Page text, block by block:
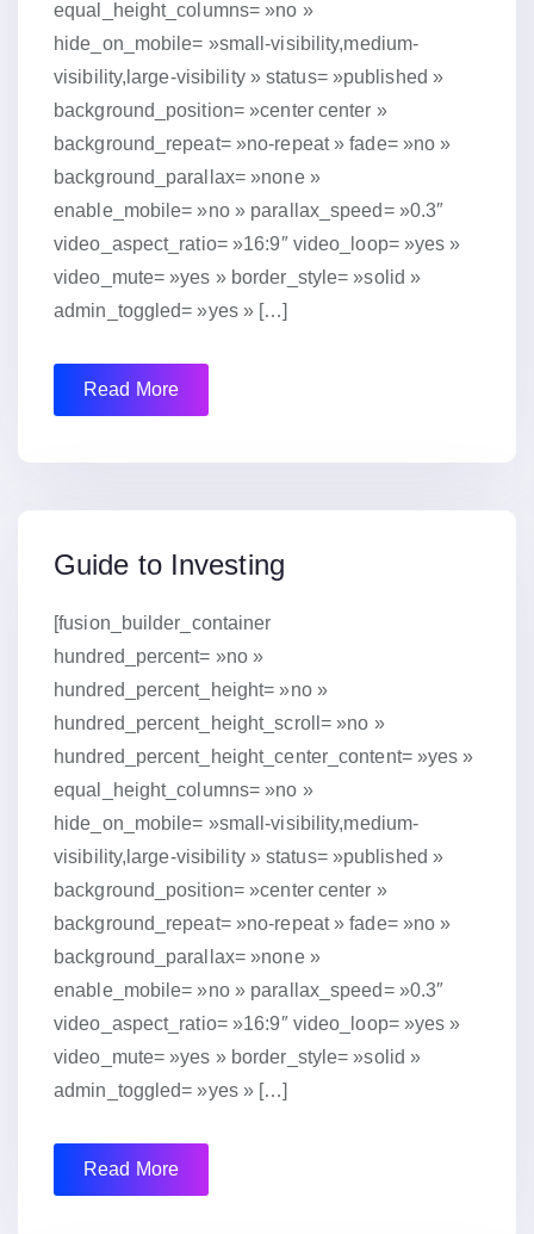
equal_height_columns= »no »
hide_on_mobile= »small-visibility,medium-
visibility,large-visibility » status= »published »
background_position= »center center »
background_repeat= »no-repeat » fade= »no »
background_parallax= »none »
enable_mobile= »no » parallax_speed= »0.3″
video_aspect_ratio= »16:9″ video_loop= »yes »
video_mute= »yes » border_style= »solid »
admin_toggled= »yes » […]
Read More
15 janvier 2019
Guide to Investing
[fusion_builder_container
hundred_percent= »no »
hundred_percent_height= »no »
hundred_percent_height_scroll= »no »
hundred_percent_height_center_content= »yes »
equal_height_columns= »no »
hide_on_mobile= »small-visibility,medium-
visibility,large-visibility » status= »published »
background_position= »center center »
background_repeat= »no-repeat » fade= »no »
background_parallax= »none »
enable_mobile= »no » parallax_speed= »0.3″
video_aspect_ratio= »16:9″ video_loop= »yes »
video_mute= »yes » border_style= »solid »
admin_toggled= »yes » […]
Read More